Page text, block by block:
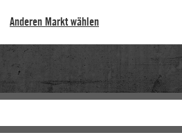
Anderen Markt wählen